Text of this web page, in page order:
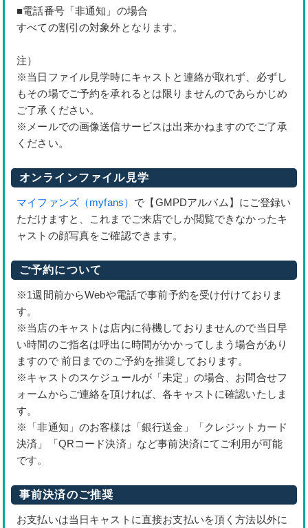
■電話番号「非通知」の場合
すべての割引の対象外となります。
注）
※当日ファイル見学時にキャストと連絡が取れず、必ずし
もその場でご予約を承れるとは限りませんのであらかじめ
ご了承ください。
※メールでの画像送信サービスは出来かねますのでご了承
ください。
オンラインファイル見学
マイファンズ（myfans） で【GMPDアルバム】にご登録い
ただけますと、これまでご来店でしか閲覧できなかったキ
ャストの顔写真をご確認できます。
ご予約について
※1週間前からWebや電話で事前予約を受け付けておりま
す。
※当店のキャストは店内に待機しておりませんので当日早
い時間のご指名は呼出に時間がかかってしまう場合があり
ますので 前日までのご予約を推奨しております。
※キャストのスケジュールが「未定」の場合、お問合せフ
ォームからご連絡を頂ければ、各キャストに確認いたしま
す。
※「非通知」のお客様は「銀行送金」「クレジットカード
決済」「QRコード決済」など事前決済にてご利用が可能
です。
事前決済のご推奨
お支払いは当日キャストに直接お支払いを頂く方法以外に